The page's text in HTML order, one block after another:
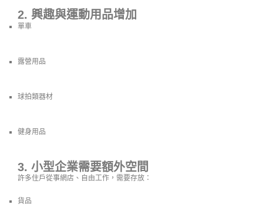
2. 興趣與運動用品增加
單車
露營用品
球拍類器材
健身用品
3. 小型企業需要額外空間
許多住戶從事網店、自由工作，需要存放：
貨品